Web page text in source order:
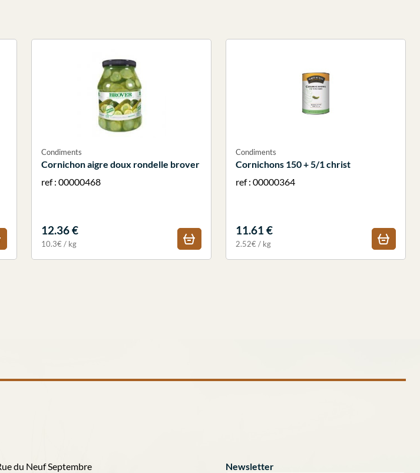
Condiments
Cornichon aigre doux rondelle brover
ref : 00000468
12.36 €
10.3€ / kg
Condiments
Cornichons 150 + 5/1 christ
ref : 00000364
11.61 €
2.52€ / kg
du Neuf Septembre
Newsletter